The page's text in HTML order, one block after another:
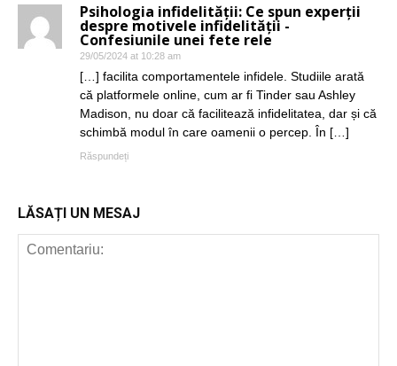
Psihologia infidelității: Ce spun experții
despre motivele infidelității -
Confesiunile unei fete rele
29/05/2024 at 10:28 am
[…] facilita comportamentele infidele. Studiile arată
că platformele online, cum ar fi Tinder sau Ashley
Madison, nu doar că facilitează infidelitatea, dar și că
schimbă modul în care oamenii o percep. În […]
Răspundeți
LĂSAȚI UN MESAJ